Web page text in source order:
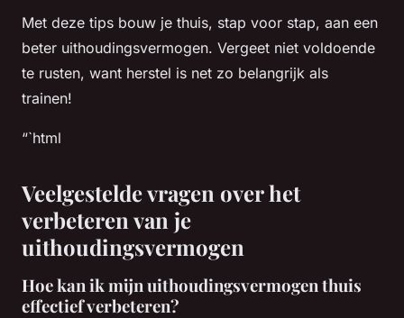
Met deze tips bouw je thuis, stap voor stap, aan een
beter uithoudingsvermogen. Vergeet niet voldoende
te rusten, want herstel is net zo belangrijk als
trainen!
“`html
Veelgestelde vragen over het
verbeteren van je
uithoudingsvermogen
Hoe kan ik mijn uithoudingsvermogen thuis
effectief verbeteren?